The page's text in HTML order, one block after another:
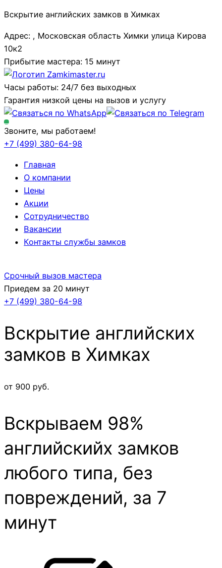
Вскрытие английских замков в Химках
Адрес: , Московская область Химки улица Кирова
10к2
Прибытие мастера: 15 минут
Часы работы: 24/7 без выходных
Гарантия низкой цены на вызов и услугу
Звоните, мы работаем!
+7 (499) 380-64-98
Главная
О компании
Цены
Акции
Сотрудничество
Вакансии
Контакты службы замков
Срочный вызов мастера
Приедем за 20 минут
+7 (499) 380-64-98
Вскрытие английских
замков в Химках
от 900 руб.
Вскрываем 98%
английскийх замков
любого типа, без
повреждений, за 7
минут